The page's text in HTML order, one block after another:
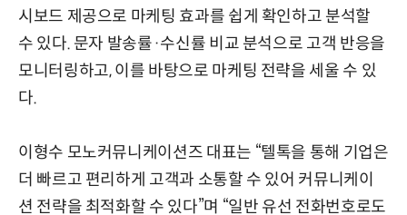
시보드 제공으로 마케팅 효과를 쉽게 확인하고 분석할
수 있다. 문자 발송률·수신률 비교 분석으로 고객 반응을
모니터링하고, 이를 바탕으로 마케팅 전략을 세울 수 있
다.
이형수 모노커뮤니케이션즈 대표는 “텔톡을 통해 기업은
더 빠르고 편리하게 고객과 소통할 수 있어 커뮤니케이
션 전략을 최적화할 수 있다”며 “일반 유선 전화번호로도